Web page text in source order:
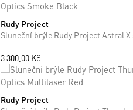
Rudy Project
3 300,00 Kč
ONE SIZE
Rudy Project